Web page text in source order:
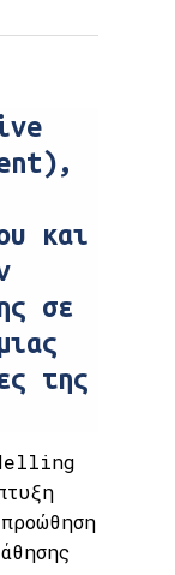
και
σε
της